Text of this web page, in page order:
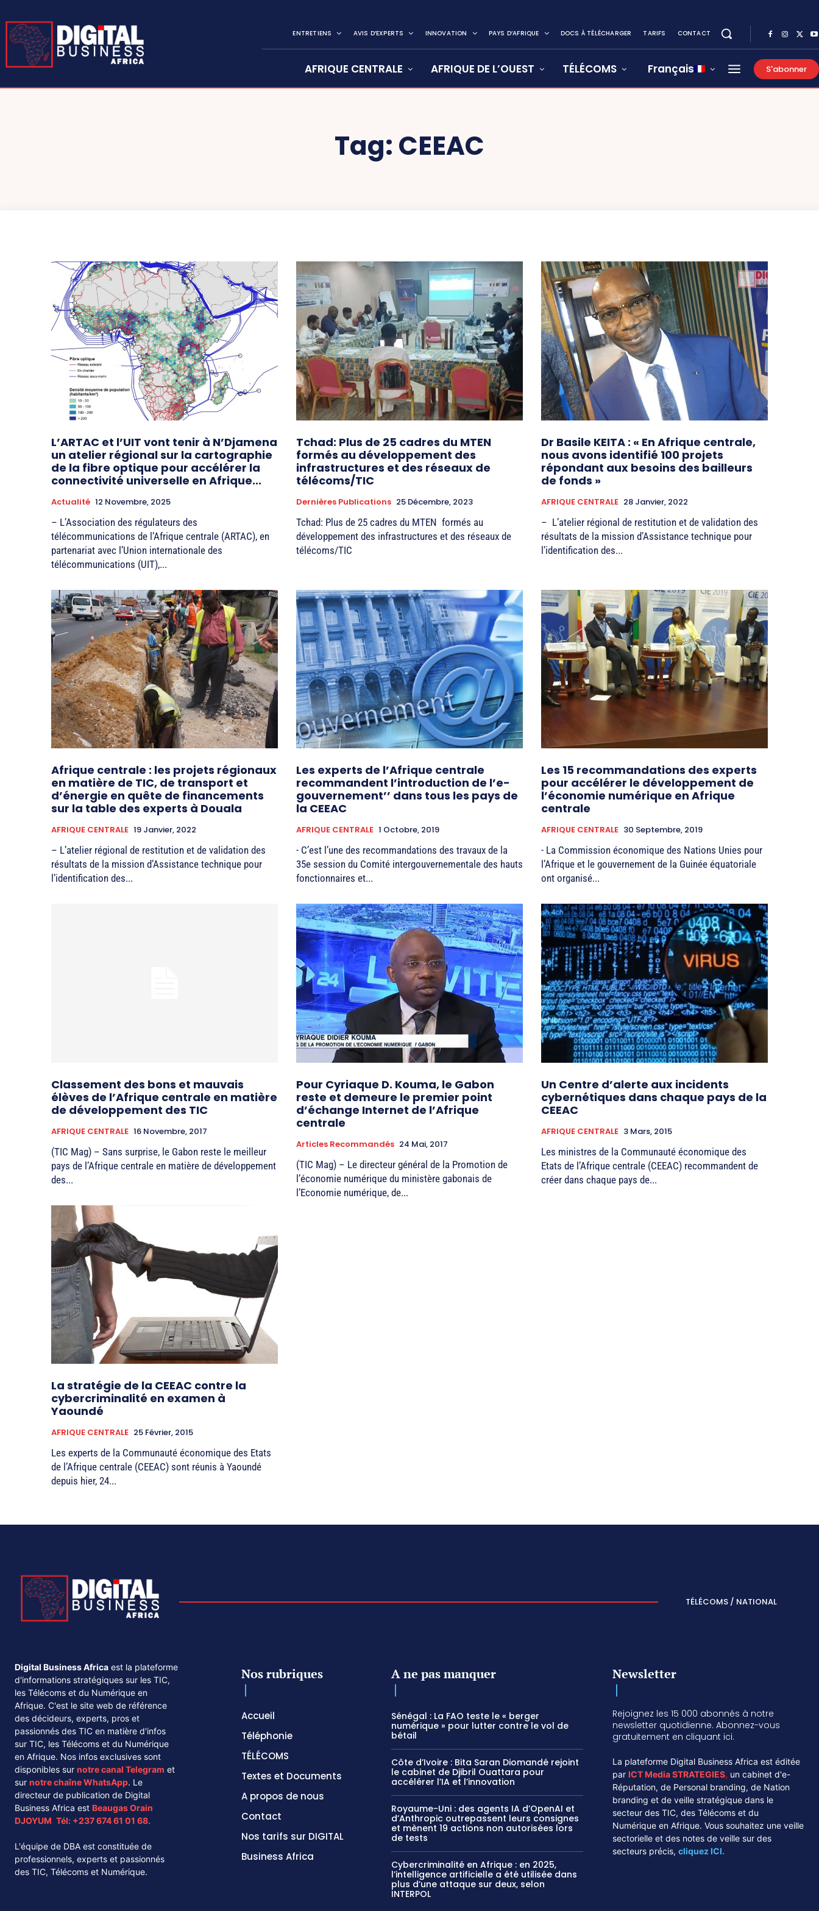
ENTRETIENS AVIS D’EXPERTS INNOVATION PAYS D’AFRIQUE DOCS À TÉLÉCHARGER TARIFS CONTACT
AFRIQUE CENTRALE AFRIQUE DE L’OUEST TÉLÉCOMS Français S'abonner
Tag: CEEAC
L’ARTAC et l’UIT vont tenir à N’Djamena
un atelier régional sur la cartographie
de la fibre optique pour accélérer la
connectivité universelle en Afrique...
Actualité 12 Novembre, 2025
– L’Association des régulateurs des
télécommunications de l’Afrique centrale (ARTAC), en
partenariat avec l’Union internationale des
télécommunications (UIT),...
Tchad: Plus de 25 cadres du MTEN
formés au développement des
infrastructures et des réseaux de
télécoms/TIC
Dernières Publications 25 Décembre, 2023
Tchad: Plus de 25 cadres du MTEN formés au
développement des infrastructures et des réseaux de
télécoms/TIC
Dr Basile KEITA : « En Afrique centrale,
nous avons identifié 100 projets
répondant aux besoins des bailleurs
de fonds »
AFRIQUE CENTRALE 28 Janvier, 2022
– L’atelier régional de restitution et de validation des
résultats de la mission d’Assistance technique pour
l’identification des...
Afrique centrale : les projets régionaux
en matière de TIC, de transport et
d’énergie en quête de financements
sur la table des experts à Douala
AFRIQUE CENTRALE 19 Janvier, 2022
– L’atelier régional de restitution et de validation des
résultats de la mission d’Assistance technique pour
l’identification des...
Les experts de l’Afrique centrale
recommandent l’introduction de l’e-
gouvernement’’ dans tous les pays de
la CEEAC
AFRIQUE CENTRALE 1 Octobre, 2019
- C’est l’une des recommandations des travaux de la
35e session du Comité intergouvernementale des hauts
fonctionnaires et...
Les 15 recommandations des experts
pour accélérer le développement de
l’économie numérique en Afrique
centrale
AFRIQUE CENTRALE 30 Septembre, 2019
- La Commission économique des Nations Unies pour
l’Afrique et le gouvernement de la Guinée équatoriale
ont organisé...
Classement des bons et mauvais
élèves de l’Afrique centrale en matière
de développement des TIC
AFRIQUE CENTRALE 16 Novembre, 2017
(TIC Mag) – Sans surprise, le Gabon reste le meilleur
pays de l’Afrique centrale en matière de développement
des...
Pour Cyriaque D. Kouma, le Gabon
reste et demeure le premier point
d’échange Internet de l’Afrique
centrale
Articles Recommandés 24 Mai, 2017
(TIC Mag) – Le directeur général de la Promotion de
l’économie numérique du ministère gabonais de
l’Economie numérique, de...
Un Centre d’alerte aux incidents
cybernétiques dans chaque pays de la
CEEAC
AFRIQUE CENTRALE 3 Mars, 2015
Les ministres de la Communauté économique des
Etats de l’Afrique centrale (CEEAC) recommandent de
créer dans chaque pays de...
La stratégie de la CEEAC contre la
cybercriminalité en examen à
Yaoundé
AFRIQUE CENTRALE 25 Février, 2015
Les experts de la Communauté économique des Etats
de l’Afrique centrale (CEEAC) sont réunis à Yaoundé
depuis hier, 24...
TÉLÉCOMS / NATIONAL
Digital Business Africa est la plateforme
d'informations stratégiques sur les TIC,
les Télécoms et du Numérique en
Afrique. C'est le site web de référence
des décideurs, experts, pros et
passionnés des TIC en matière d'infos
sur TIC, les Télécoms et du Numérique
en Afrique. Nos infos exclusives sont
disponibles sur notre canal Telegram et
sur notre chaîneWhatsApp. Le
directeur de publication de Digital
Business Africa est Beaugas Orain
DJOYUM. Tél: +237 674 61 01 68.
L'équipe de DBA est constituée de
professionnels, experts et passionnés
des TIC, Télécoms et Numérique.
Nos rubriques
Accueil
Téléphonie
TÉLÉCOMS
Textes et Documents
A propos de nous
Contact
Nos tarifs sur DIGITAL
Business Africa
A ne pas manquer
Sénégal : La FAO teste le « berger
numérique » pour lutter contre le vol de
bétail
Côte d’Ivoire : Bita Saran Diomandé rejoint
le cabinet de Djibril Ouattara pour
accélérer l’IA et l’innovation
Royaume-Uni : des agents IA d’OpenAI et
d’Anthropic outrepassent leurs consignes
et mènent 19 actions non autorisées lors
de tests
Cybercriminalité en Afrique : en 2025,
l’intelligence artificielle a été utilisée dans
plus d’une attaque sur deux, selon
INTERPOL
Newsletter
Rejoignez les 15 000 abonnés à notre
newsletter quotidienne. Abonnez-vous
gratuitement en cliquant ici.
La plateforme Digital Business Africa est éditée
parICT Media STRATEGIES, un cabinet d'e-
Réputation, de Personal branding, de Nation
branding et de veille stratégique dans le
secteur des TIC, des Télécoms et du
Numérique en Afrique. Vous souhaitez une veille
sectorielle et des notes de veille sur des
secteurs précis, cliquez ICI.